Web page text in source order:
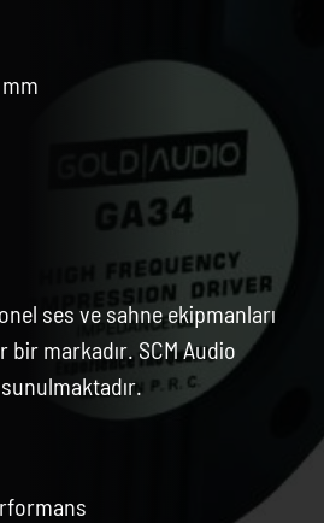
ses ve sahne ekipmanları
markadır. SCM Audio